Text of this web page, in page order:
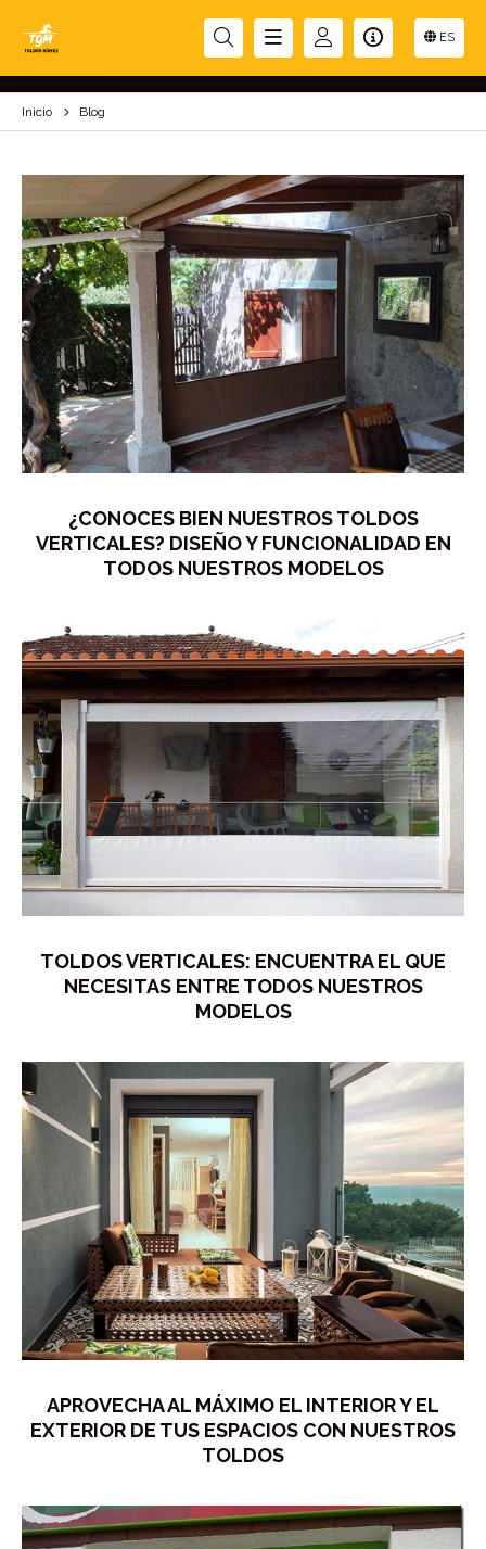
ES
BLOG
Inicio Blog
¿CONOCES BIEN NUESTROS TOLDOS
VERTICALES? DISEÑO Y FUNCIONALIDAD EN
TODOS NUESTROS MODELOS
TOLDOS VERTICALES: ENCUENTRA EL QUE
NECESITAS ENTRE TODOS NUESTROS
MODELOS
APROVECHA AL MÁXIMO EL INTERIOR Y EL
EXTERIOR DE TUS ESPACIOS CON NUESTROS
TOLDOS